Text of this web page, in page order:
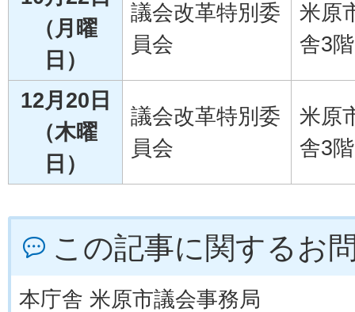
（月曜
日）
議会改革特別委
員会
米原
舎3
12月20日
（木曜
日）
議会改革特別委
員会
米原
舎3
この記事に関するお
本庁舎 米原市議会事務局